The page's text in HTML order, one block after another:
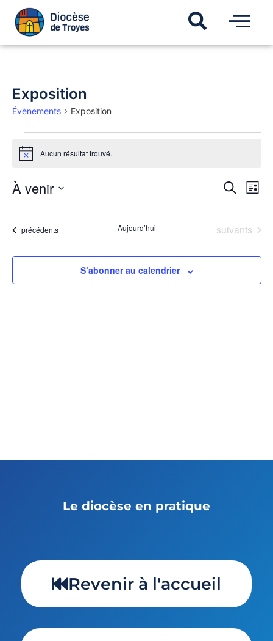
Exposition
Évènements Exposition
Notice Aucun résultat trouvé.
de
Recherche
de
vues
Liste
À venir
une
Évènements
précédents Aujourd’hui Évènements
suivants
S’abonner au calendrier
Le diocèse en pratique
Revenir à l'accueil